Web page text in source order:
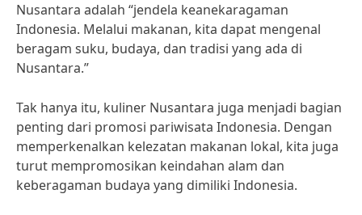
Nusantara adalah “jendela keanekaragaman
Indonesia. Melalui makanan, kita dapat mengenal
beragam suku, budaya, dan tradisi yang ada di
Nusantara.”
Tak hanya itu, kuliner Nusantara juga menjadi bagian
penting dari promosi pariwisata Indonesia. Dengan
memperkenalkan kelezatan makanan lokal, kita juga
turut mempromosikan keindahan alam dan
keberagaman budaya yang dimiliki Indonesia.